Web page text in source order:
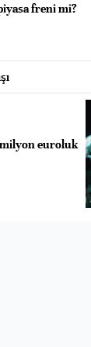
freni mi?
milyon euroluk